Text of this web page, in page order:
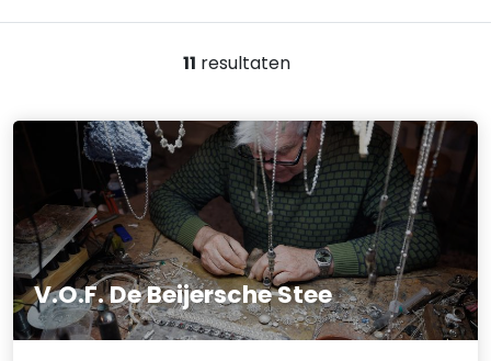
11 resultaten
V.O.F. De Beijersche Stee